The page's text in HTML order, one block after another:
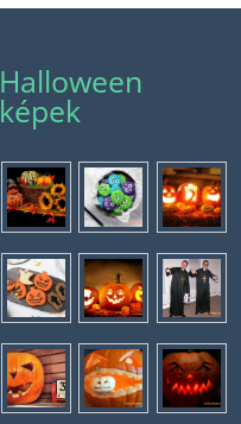
Halloween
képek